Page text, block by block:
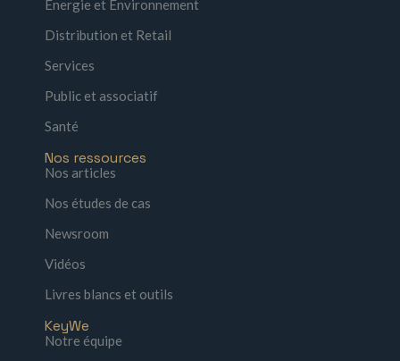
Énergie et Environnement
Distribution et Retail
Services
Public et associatif
Santé
Nos ressources
Nos articles
Nos études de cas
Newsroom
Vidéos
Livres blancs et outils
KeyWe
Notre équipe